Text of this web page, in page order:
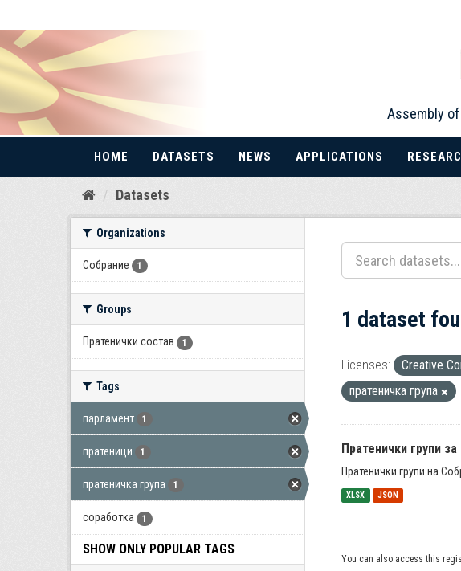
Skip
Assembly
HOME DATASETS NEWS APPLICATIONS
Datasets
Organizations
Собрание 1
Groups
Пратенички состав 1
Tags
парламент 1
пратеници 1
пратеничка група 1
соработка 1
SHOW ONLY POPULAR TAGS
1 dataset
Licenses: Creative
пратеничка група
Пратенички групи
Пратенички групи на
XLSX JSON
You can also access this